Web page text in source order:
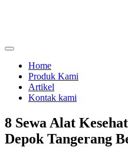
Home
Produk Kami
Artikel
Kontak kami
8 Sewa Alat
Depok Tangerang